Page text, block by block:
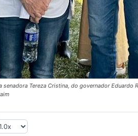
Tereza Cristina, do governador